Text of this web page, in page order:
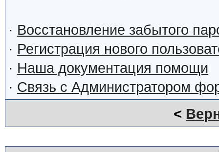
· Восстановление забытого
· Регистрация нового
· Наша документация помощи
· Связь с Администратором
<